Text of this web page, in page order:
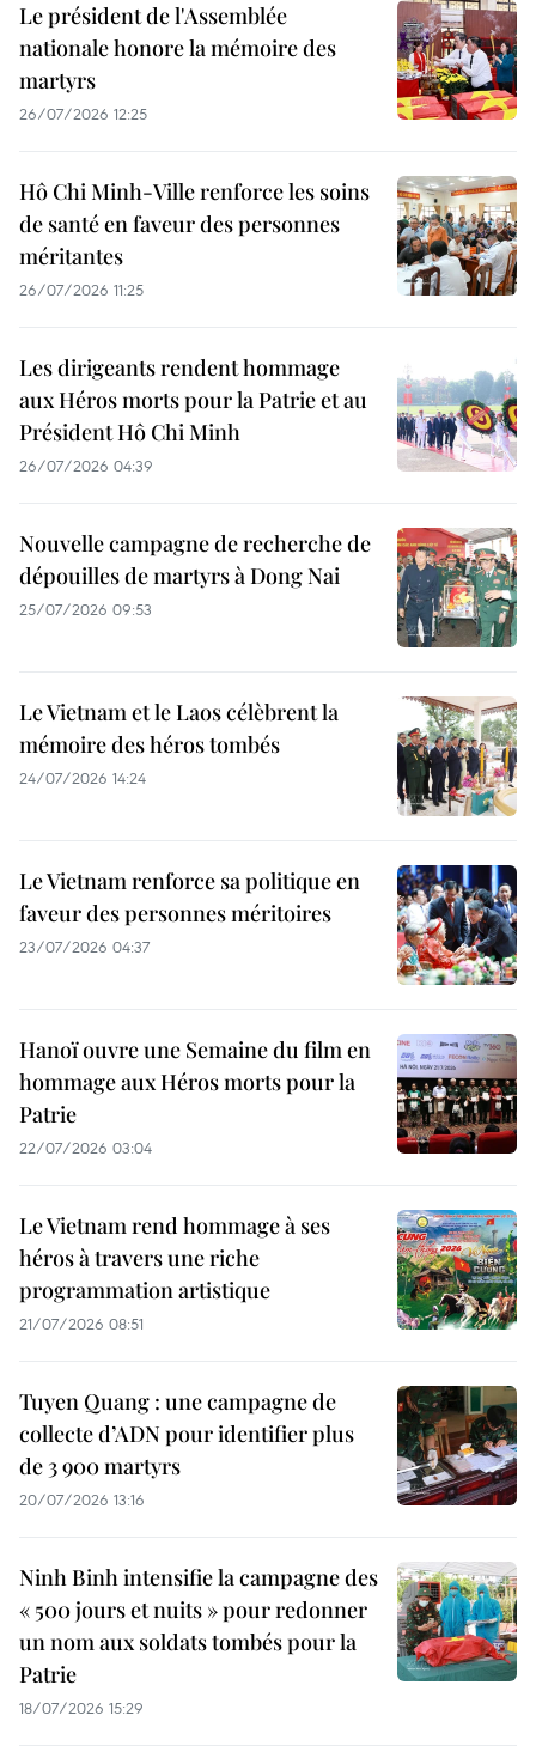
Le président de l'Assemblée
nationale honore la mémoire des
martyrs
26/07/2026 12:25
Hô Chi Minh-Ville renforce les soins
de santé en faveur des personnes
méritantes
26/07/2026 11:25
Les dirigeants rendent hommage
aux Héros morts pour la Patrie et au
Président Hô Chi Minh
26/07/2026 04:39
Nouvelle campagne de recherche de
dépouilles de martyrs à Dong Nai
25/07/2026 09:53
Le Vietnam et le Laos célèbrent la
mémoire des héros tombés
24/07/2026 14:24
Le Vietnam renforce sa politique en
faveur des personnes méritoires
23/07/2026 04:37
Hanoï ouvre une Semaine du film en
hommage aux Héros morts pour la
Patrie
22/07/2026 03:04
Le Vietnam rend hommage à ses
héros à travers une riche
programmation artistique
21/07/2026 08:51
Tuyen Quang : une campagne de
collecte d’ADN pour identifier plus
de 3 900 martyrs
20/07/2026 13:16
Ninh Binh intensifie la campagne des
« 500 jours et nuits » pour redonner
un nom aux soldats tombés pour la
Patrie
18/07/2026 15:29